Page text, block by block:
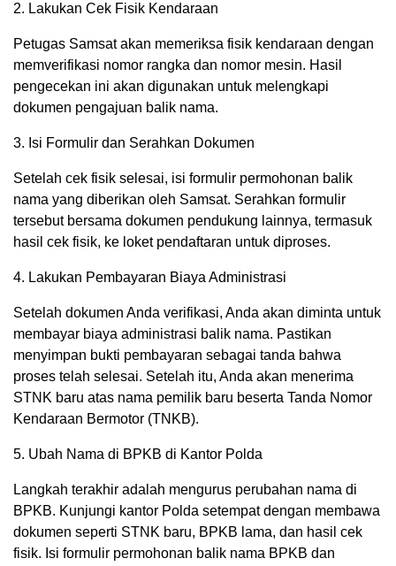
2. Lakukan Cek Fisik Kendaraan
Petugas Samsat akan memeriksa fisik kendaraan dengan
memverifikasi nomor rangka dan nomor mesin. Hasil
pengecekan ini akan digunakan untuk melengkapi
dokumen pengajuan balik nama.
3. Isi Formulir dan Serahkan Dokumen
Setelah cek fisik selesai, isi formulir permohonan balik
nama yang diberikan oleh Samsat. Serahkan formulir
tersebut bersama dokumen pendukung lainnya, termasuk
hasil cek fisik, ke loket pendaftaran untuk diproses.
4. Lakukan Pembayaran Biaya Administrasi
Setelah dokumen Anda verifikasi, Anda akan diminta untuk
membayar biaya administrasi balik nama. Pastikan
menyimpan bukti pembayaran sebagai tanda bahwa
proses telah selesai. Setelah itu, Anda akan menerima
STNK baru atas nama pemilik baru beserta Tanda Nomor
Kendaraan Bermotor (TNKB).
5. Ubah Nama di BPKB di Kantor Polda
Langkah terakhir adalah mengurus perubahan nama di
BPKB. Kunjungi kantor Polda setempat dengan membawa
dokumen seperti STNK baru, BPKB lama, dan hasil cek
fisik. Isi formulir permohonan balik nama BPKB dan